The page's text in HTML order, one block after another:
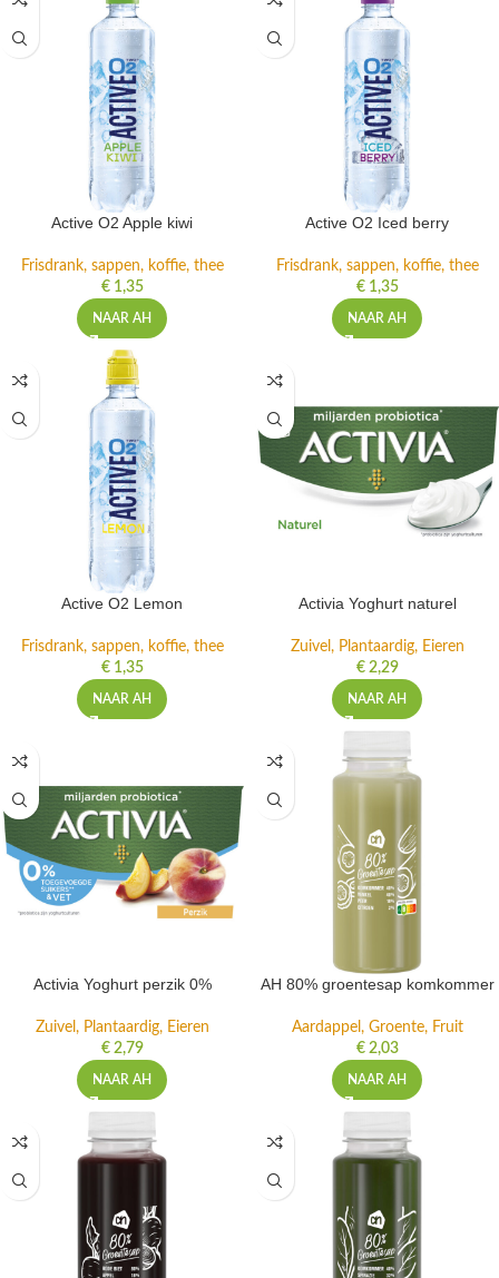
Active O2 Apple kiwi
Frisdrank, sappen, koffie, thee
€1,35
NAAR AH
Active O2 Iced berry
Frisdrank, sappen, koffie, thee
€1,35
NAAR AH
Active O2 Lemon
Frisdrank, sappen, koffie, thee
€1,35
NAAR AH
Activia Yoghurt naturel
Zuivel, Plantaardig, Eieren
€2,29
NAAR AH
Activia Yoghurt perzik 0%
Zuivel, Plantaardig, Eieren
€2,79
NAAR AH
AH 80% groentesap komkommer
Aardappel, Groente, Fruit
€2,03
NAAR AH